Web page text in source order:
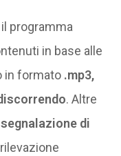
programma
in base alle
in formato .mp3,
. Altre
segnalazione di